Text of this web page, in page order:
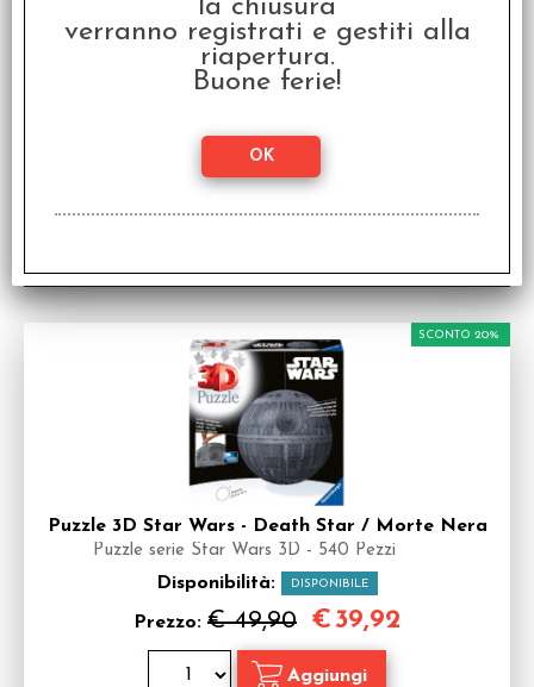
Puzzle 1000 pz. Star Wars - Cabina TIE Fighter
Cockpit
Disponibilità:
Prezzo: €
Puzzle 3D Star Wars - Death Star / Morte Nera
Puzzle serie Star Wars 3D - 540 Pezzi
Disponibilità: DISPONIBILE
Prezzo: € 49,90
SCONTO 20%
€ 39,92
la chiusura
verranno registrati e gestiti alla
riapertura.
Buone ferie!